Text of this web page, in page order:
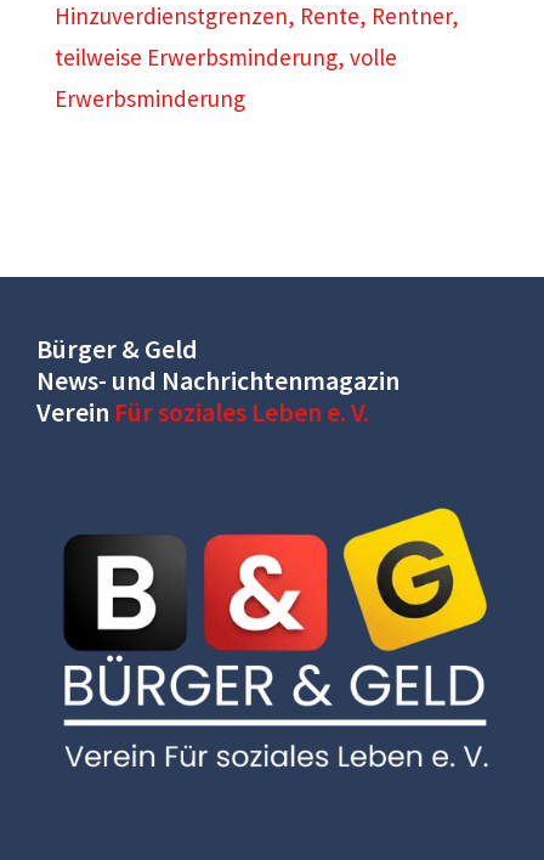
Hinzuverdienstgrenzen, Rente, Rentner,
teilweise Erwerbsminderung, volle
Erwerbsminderung
Bürger & Geld
News- und Nachrichtenmagazin
Verein Für soziales Leben e. V.